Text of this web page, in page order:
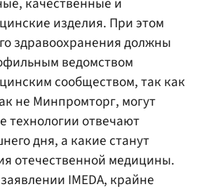
изделия. При этом
здравоохранения должны
ведомством
сообществом, так как
не Минпромторг, могут
технологии отвечают
дня, а какие станут
отечественной медицины.
IMEDA, крайне